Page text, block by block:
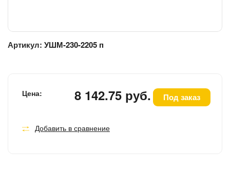
Артикул: УШМ-230-2205 п
Цена: 8 142.75 руб. Под заказ
Добавить в сравнение